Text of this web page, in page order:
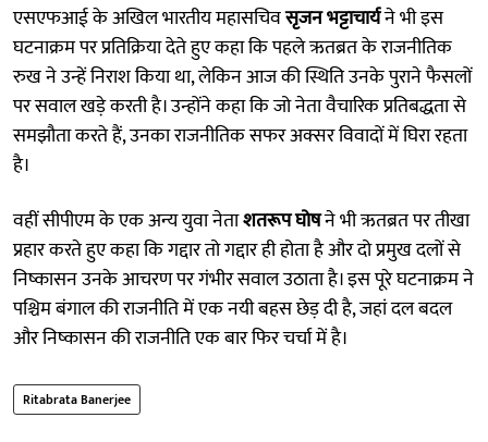
एसएफआई के अखिल भारतीय महासचिवसृजन भट्टाचार्यने भी इस
घटनाक्रम पर प्रतिक्रिया देते हुए कहा कि पहले ऋतब्रत के राजनीतिक
रुख ने उन्हें निराश किया था, लेकिन आज की स्थिति उनके पुराने फैसलों
पर सवाल खड़े करती है। उन्होंने कहा कि जो नेता वैचारिक प्रतिबद्धता से
समझौता करते हैं, उनका राजनीतिक सफर अक्सर विवादों में घिरा रहता
है।
वहीं सीपीएम के एक अन्य युवा नेताशतरूप घोषने भी ऋतब्रत पर तीखा
प्रहार करते हुए कहा कि गद्दार तो गद्दार ही होता है और दो प्रमुख दलों से
निष्कासन उनके आचरण पर गंभीर सवाल उठाता है। इस पूरे घटनाक्रम ने
पश्चिम बंगाल की राजनीति में एक नयी बहस छेड़ दी है, जहां दल बदल
और निष्कासन की राजनीति एक बार फिर चर्चा में है।
Ritabrata Banerjee